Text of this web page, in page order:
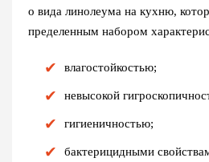
о вида линолеума на кухню,
пределенным набором
влагостойкостью;
невысокой
гигиеничностью;
бактерицидными